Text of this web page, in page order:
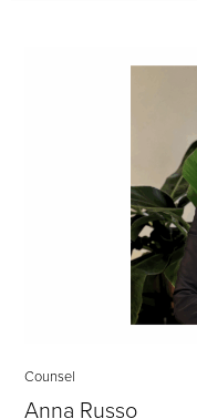
Counsel
Anna Russo